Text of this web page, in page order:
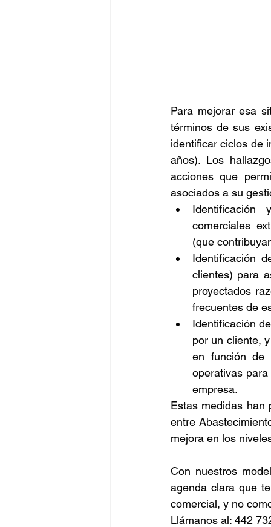
Para mejorar esa
términos de sus
identificar ciclos de
años). Los
acciones que
asociados a su
Identificación
comerciales
(que
Identificación
clientes) para
proyectados
frecuentes de
Identificación
por un cliente,
en función de
operativas
empresa.
Estas medidas han
entre
mejora en los
Con nuestros
agenda clara que
comercial, y no
Llámanos al: 442